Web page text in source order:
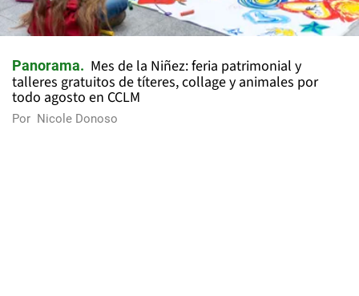
Panorama
Mes de la Niñez: feria patrimonial y
talleres gratuitos de títeres, collage y animales por
todo agosto en CCLM
Por Nicole Donoso